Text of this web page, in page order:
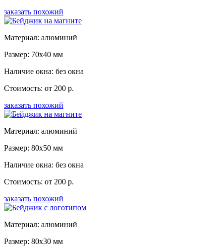
заказать похожий
Материал: алюминий
Размер: 70x40 мм
Наличие окна: без окна
Стоимость: от 200 р.
заказать похожий
Материал: алюминий
Размер: 80x50 мм
Наличие окна: без окна
Стоимость: от 200 р.
заказать похожий
Материал: алюминий
Размер: 80x30 мм